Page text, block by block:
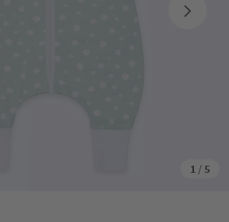
1 / 5